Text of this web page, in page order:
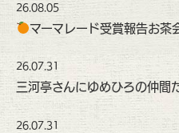
26.08.05
マーマレード受賞報告お茶
26.07.31
三河亭さんにゆめひろの仲間
26.07.31